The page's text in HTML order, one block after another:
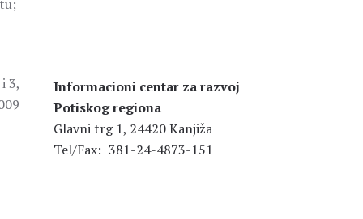
3,
Informacioni centar za razvoj
Potiskog regiona
Glavni trg 1, 24420 Kanjiža
Tel/Fax:+381-24-4873-151